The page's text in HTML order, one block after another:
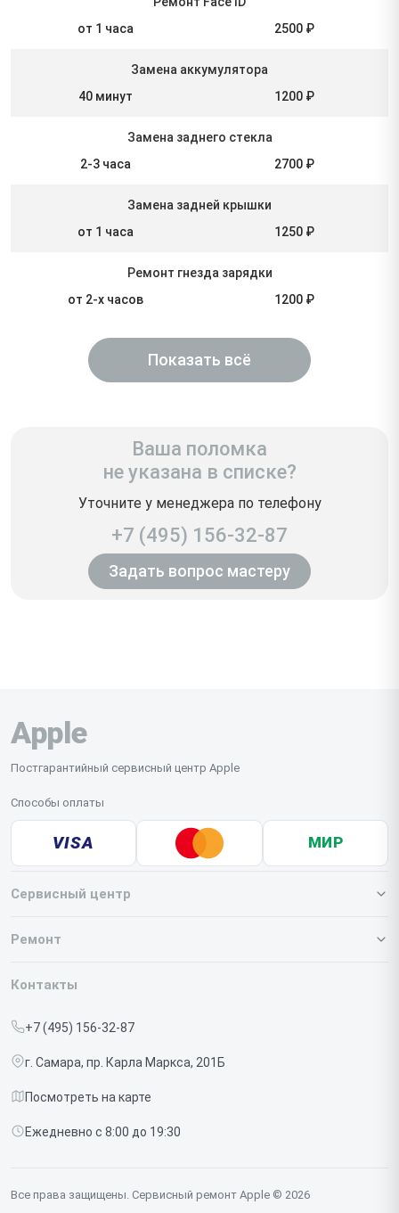
от 1 часа
2500 ₽
Замена аккумулятора
40 минут
1200 ₽
Замена заднего стекла
2-3 часа
2700 ₽
Замена задней крышки
от 1 часа
1250 ₽
Ремонт гнезда зарядки
от 2-х часов
1200 ₽
Показать всё
Ваша поломка
не указана в списке?
Уточните у менеджера по телефону
+7 (495) 156-32-87
Задать вопрос мастеру
Apple
Постгарантийный сервисный центр Apple
Способы оплаты
VISA МИР
Сервисный центр
О нашем сервисе
Срочный ремонт
Доставка и способы оплаты
Диагностика
Контакты
Ремонт
Iphone
Контакты
+7 (495) 156-32-87
г. Самара, пр. Карла Маркса, 201Б
Посмотреть на карте
Ежедневно с 8:00 до 19:30
Все права защищены. Сервисный ремонт Apple © 2026